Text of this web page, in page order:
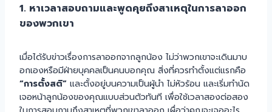
1. หาเวลาสอบถามและพูดคุยถึงสาเหตุในการลาออก
ของพวกเขา
เมื่อได้รับข่าวเรื่องการลาออกจากลูกน้อง ไม่ว่าพวกเขาจะเดินมาบ
อกเองหรือมีฝ่ายบุคคลเป็นคนบอกคุณ สิ่งที่ควรทำตั้งแต่แรกคือ
“การตั้งสติ” และตั้งอยู่บนความเป็นผู้นำ ไม่หัวร้อน และเริ่มทำนัด
เจอหน้าลูกน้องของคุณแบบส่วนตัวทันที เพื่อใช้เวลาสองต่อสอง